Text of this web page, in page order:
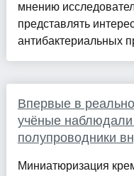
мнению
представлять
антибактериальных
Впервые в
учёные наблюдали
полупроводники
Миниатюризация